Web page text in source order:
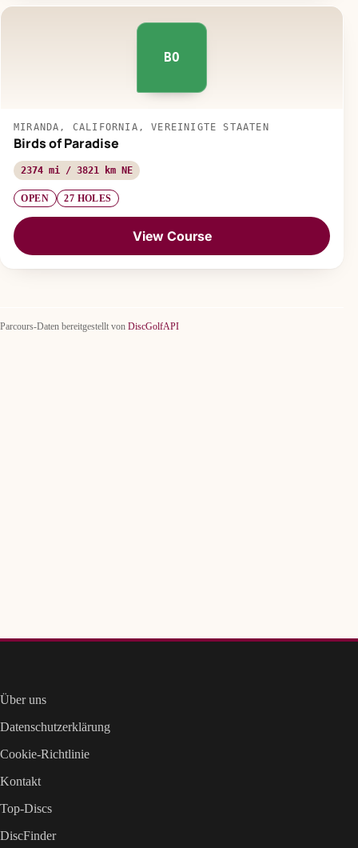
BO
MIRANDA, CALIFORNIA, VEREINIGTE STAATEN
Birds of Paradise
2374 mi / 3821 km NE
OPEN 27 HOLES
View Course
Parcours-Daten bereitgestellt von DiscGolfAPI
Über uns
Datenschutzerklärung
Cookie-Richtlinie
Kontakt
Top-Discs
DiscFinder